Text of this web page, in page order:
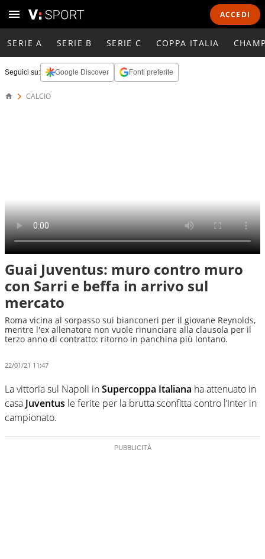
ACCEDI
SERIE A SERIE B SERIE C COPPA ITALIA
Seguici su: Google Discover Fonti preferite
CALCIO
Guai Juventus: muro contro muro
con Sarri e beffa in arrivo sul
mercato
Roma vicina al sorpasso sui bianconeri per il giovane Reynolds,
mentre l'ex allenatore non vuole rinunciare alla clausola per il
terzo anno di contratto: ritorno in panchina più lontano.
22/01/21 11:47
La vittoria sul Napoli inSupercoppa Italiana ha attenuato in
casa Juventus le ferite per la brutta sconfitta contro l’Inter in
campionato.